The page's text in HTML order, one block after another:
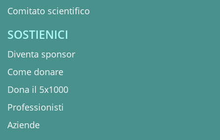
Comitato scientifico
SOSTIENICI
Diventa sponsor
Come donare
Dona il 5x1000
Professionisti
Aziende